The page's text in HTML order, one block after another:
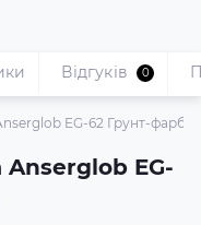
EG-62 Грунт-фарба
EG-
Відгуків 0